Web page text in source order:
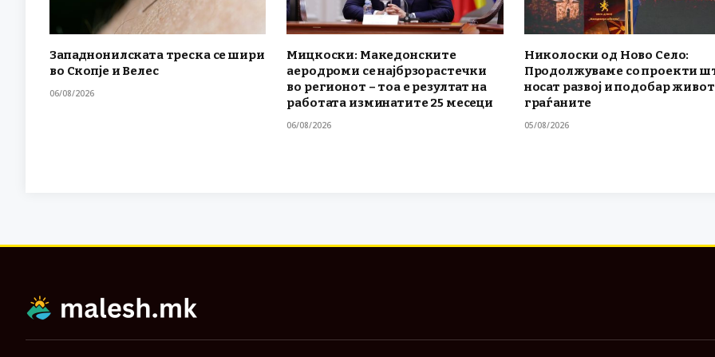
Западнонилската треска се шири
во Скопје и Велес
06/08/2026
Мицкоски: Македонските
аеродроми се најбрзорастечки
во регионот – тоа е резултат на
работата изминатите 25 месеци
06/08/2026
Николоски од Ново Село:
Продолжуваме со проекти
носат развој и подобар живот
граѓаните
05/08/2026